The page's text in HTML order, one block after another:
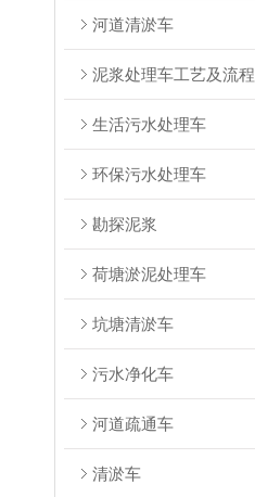
河道清淤车
泥浆处理车工艺及流程
生活污水处理车
环保污水处理车
勘探泥浆
荷塘淤泥处理车
坑塘清淤车
污水净化车
河道疏通车
清淤车